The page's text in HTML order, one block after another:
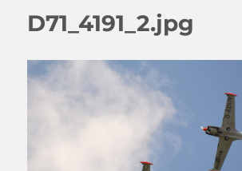
D71_4191_2.jpg